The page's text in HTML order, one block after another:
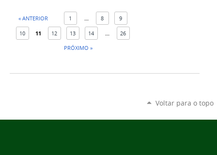
« ANTERIOR 1 ... 8 9
10 11 12 13 14 ...
26
PRÓXIMO »
Voltar para o topo